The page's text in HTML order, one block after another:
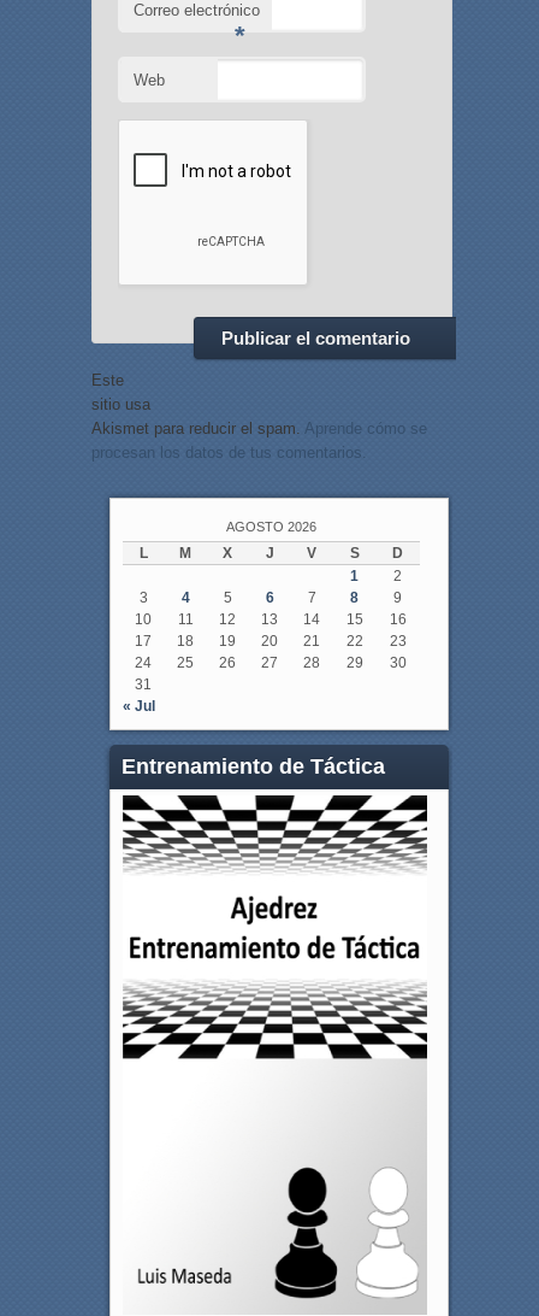
Correo electrónico
*
Web
Este
sitio usa
Akismet para reducir el spam. Aprende cómo se
procesan los datos de tus comentarios.
AGOSTO 2026
L M X J V S
D
1
2
3
4 5 6 7 8
9
10
11 12 13 14 15
16
17
18 19 20 21 22
23
24
25 26 27 28 29
30
31
« Jul
Entrenamiento de Táctica